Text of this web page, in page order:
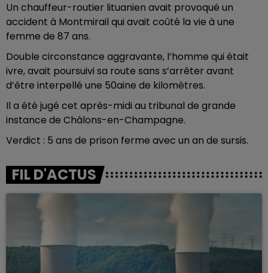
Un chauffeur-routier lituanien avait provoqué un
accident à Montmirail qui avait coûté la vie à une
femme de 87 ans.
Double circonstance aggravante, l’homme qui était
ivre, avait poursuivi sa route sans s’arrêter avant
d’être interpellé une 50aine de kilomètres.
Il a été jugé cet après-midi au tribunal de grande
instance de Châlons-en-Champagne.
Verdict : 5 ans de prison ferme avec un an de sursis.
FIL D'ACTUS